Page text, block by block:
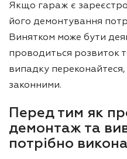
Якщо гараж є
його демонтування
Винятком може бути
проводиться розвиток
випадку переконайтеся,
законними.
Перед тим як
демонтаж та
потрібно